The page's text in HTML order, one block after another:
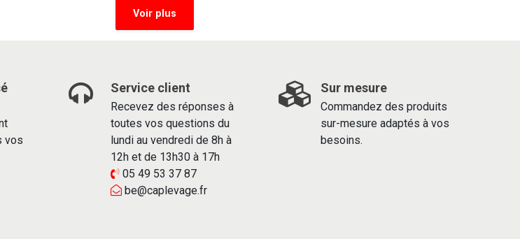
Voir plus
vos
Service client
Recevez des réponses à
toutes vos questions du
lundi au vendredi de 8h à
12h et de 13h30 à 17h
05 49 53 37 87
be@caplevage.fr
Sur mesure
Commandez des produits
sur-mesure adaptés à vos
besoins.